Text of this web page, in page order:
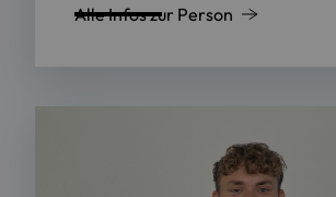
Alle Infos zur Person